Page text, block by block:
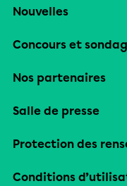
Nouvelles
Concours et
Nos partenaires
Salle de presse
Protection des
Conditions